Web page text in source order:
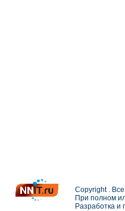
Copyright .
При полном
Разработка